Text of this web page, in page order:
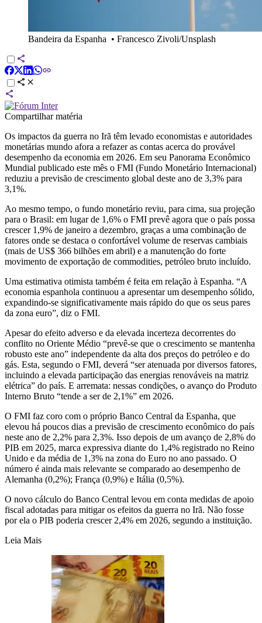
Bandeira da Espanha • Francesco Zivoli/Unsplash
Compartilhar matéria
Os impactos da guerra no Irã têm levado economistas e autoridades
monetárias mundo afora a refazer as contas acerca do provável
desempenho da economia em 2026. Em seu Panorama Econômico
Mundial publicado este mês o FMI (Fundo Monetário Internacional)
reduziu a previsão de crescimento global deste ano de 3,3% para
3,1%.
Ao mesmo tempo, o fundo monetário reviu, para cima, sua projeção
para o Brasil: em lugar de 1,6% o FMI prevê agora que o país possa
crescer 1,9% de janeiro a dezembro, graças a uma combinação de
fatores onde se destaca o confortável volume de reservas cambiais
(mais de US$ 366 bilhões em abril) e a manutenção do forte
movimento de exportação de commodities, petróleo bruto incluído.
Uma estimativa otimista também é feita em relação à Espanha. “A
economia espanhola continuou a apresentar um desempenho sólido,
expandindo-se significativamente mais rápido do que os seus pares
da zona euro”, diz o FMI.
Apesar do efeito adverso e da elevada incerteza decorrentes do
conflito no Oriente Médio “prevê-se que o crescimento se mantenha
robusto este ano” independente da alta dos preços do petróleo e do
gás. Esta, segundo o FMI, deverá “ser atenuada por diversos fatores,
incluindo a elevada participação das energias renováveis na matriz
elétrica” do país. E arremata: nessas condições, o avanço do Produto
Interno Bruto “tende a ser de 2,1%” em 2026.
O FMI faz coro com o próprio Banco Central da Espanha, que
elevou há poucos dias a previsão de crescimento econômico do país
neste ano de 2,2% para 2,3%. Isso depois de um avanço de 2,8% do
PIB em 2025, marca expressiva diante do 1,4% registrado no Reino
Unido e da média de 1,3% na zona do Euro no ano passado. O
número é ainda mais relevante se comparado ao desempenho de
Alemanha (0,2%); França (0,9%) e Itália (0,5%).
O novo cálculo do Banco Central levou em conta medidas de apoio
fiscal adotadas para mitigar os efeitos da guerra no Irã. Não fosse
por ela o PIB poderia crescer 2,4% em 2026, segundo a instituição.
Leia Mais